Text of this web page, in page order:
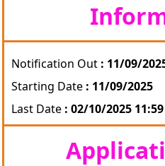
Notification Out : 11/09/
Starting Date : 11/09/2025
Last Date : 02/10/2025